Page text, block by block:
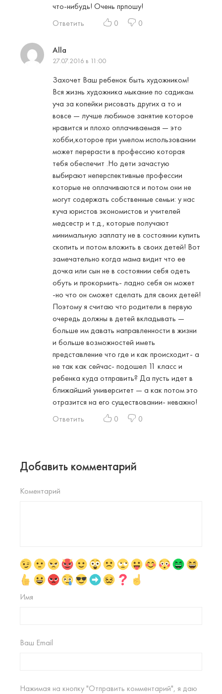
что-нибудь! Очень прпошу!
Ответить
0 0
Alla
27.07.2016 в 11:00
Захочет Ваш ребенок быть художником!
Вся жизнь художника мыкание по садикам
уча за копейки рисовать других а то и
вовсе — лучше любимое занятие которое
нравится и плохо оплачиваемая — это
хобби,которое при умелом использовании
может перерасти в профессию которая
тебя обеспечит .Но дети зачастую
выбирают неперспективные профессии
которые не оплачиваются и потом они не
могут содержать собственные семьи: у нас
куча юристов экономистов и учителей
медсестр и т.д., которые получают
минимальную заплату не в состоянии купить
скопить и потом вложить в своих детей! Вот
замечательно когда мама видит что ее
дочка или сын не в состоянии себя одеть
обуть и прокормить- ладно себя он может
-но что он сможет сделать для своих детей!
Поэтому я считаю что родители в первую
очередь должны в детей вкладывать —
больше им давать направленности в жизни
и больше возможностей иметь
представление что где и как происходит- а
не так как сейчас- подошел 11 класс и
ребенка куда отправить? Да пусть идет в
ближайший университет — а как потом это
отразится на его существовании- неважно!
Ответить
0 0
Добавить комментарий
Коментарий
Имя
Ваш Email
Нажимая на кнопку "Отправить комментарий", я даю